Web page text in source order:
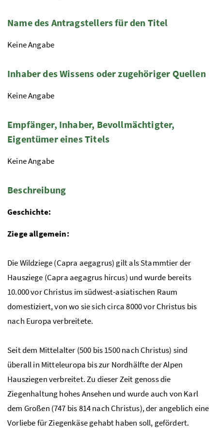
Name des Antragstellers für den Titel
Keine Angabe
Inhaber des Wissens oder zugehöriger Quellen
Keine Angabe
Empfänger, Inhaber, Bevollmächtigter,
Eigentümer eines Titels
Keine Angabe
Beschreibung
Geschichte:
Ziege allgemein:
Die Wildziege (Capra aegagrus) gilt als Stammtier der
Hausziege (Capra aegagrus hircus) und wurde bereits
10.000 vor Christus im südwest-asiatischen Raum
domestiziert, von wo sie sich circa 8000 vor Christus bis
nach Europa verbreitete.
Seit dem Mittelalter (500 bis 1500 nach Christus) sind
überall in Mitteleuropa bis zur Nordhälfte der Alpen
Hausziegen verbreitet. Zu dieser Zeit genoss die
Ziegenhaltung hohes Ansehen und wurde auch von Karl
dem Großen (747 bis 814 nach Christus), der angeblich eine
Vorliebe für Ziegenkäse gehabt haben soll, gefördert.